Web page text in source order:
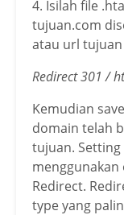
4. Isilah file
tujuan.com
atau url
Redirect 301 /
Kemudian
domain telah
tujuan.
menggunakan
Redirect.
type yang